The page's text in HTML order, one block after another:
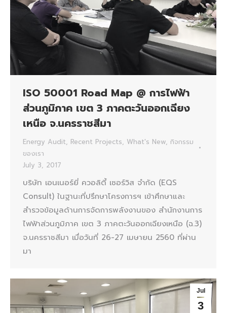
ISO 50001 Road Map @ การไฟฟ้า
ส่วนภูมิภาค เขต 3 ภาคตะวันออกเฉียง
เหนือ จ.นครราชสีมา
Energy Audit, Recent Projects, What's New, กิจกรรม
ของเรา
July 3, 2017
บริษัท เอนเนอร์ยี่ ควอลิตี้ เซอร์วิส จำกัด (EQS
Consult) ในฐานะที่ปรึกษาโครงการฯ เข้าศึกษาและ
สำรวจข้อมูลด้านการจัดการพลังงานของ สำนักงานการ
ไฟฟ้าส่วนภูมิภาค เขต 3 ภาคตะวันออกเฉียงเหนือ (ฉ.3)
จ.นครราชสีมา เมื่อวันที่ 26-27 เมษายน 2560 ที่ผ่าน
มา
Jul
3